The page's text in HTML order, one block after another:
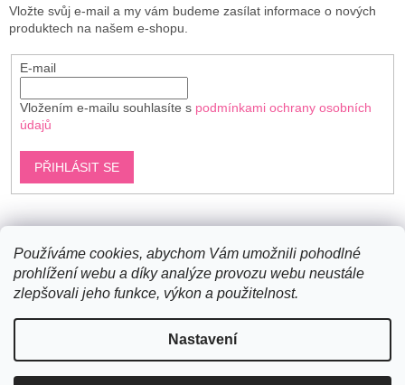
Používáme cookies, abychom Vám umožnili pohodlné
prohlížení webu a díky analýze provozu webu neustále
zlepšovali jeho funkce, výkon a použitelnost.
Nastavení
Vložte svůj e-mail a my vám budeme zasílat informace o nových
produktech na našem e-shopu.
E-mail
Vložením e-mailu souhlasíte s podmínkami ochrany osobních
údajů
PŘIHLÁSIT SE
Copyright 2026Bavlněné šňůry. Všechna práva vyhrazena.